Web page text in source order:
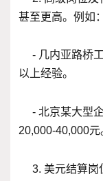
甚至更高。例如：
- 几内亚路桥
以上经验。
- 北京某大型
20,000-40,000元
3. 美元结算岗